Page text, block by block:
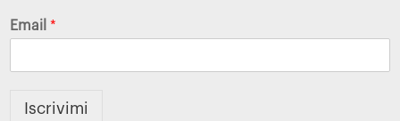
Email*
Iscrivimi